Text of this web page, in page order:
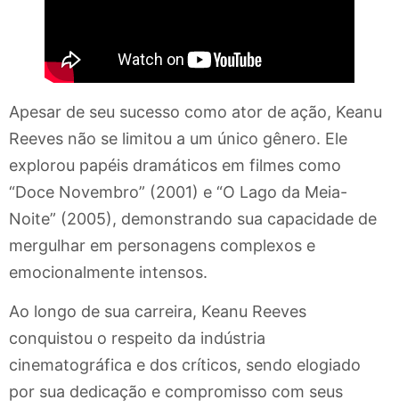
Apesar de seu sucesso como ator de ação, Keanu
Reeves não se limitou a um único gênero. Ele
explorou papéis dramáticos em filmes como
“Doce Novembro” (2001) e “O Lago da Meia-
Noite” (2005), demonstrando sua capacidade de
mergulhar em personagens complexos e
emocionalmente intensos.
Ao longo de sua carreira, Keanu Reeves
conquistou o respeito da indústria
cinematográfica e dos críticos, sendo elogiado
por sua dedicação e compromisso com seus